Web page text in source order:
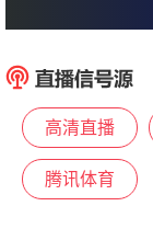
三宝颜布
高清直播
腾讯体育